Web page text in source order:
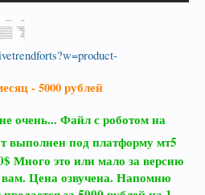
- 5000 рублей
очень... Файл с роботом на
выполнен под платформу мт5
Много это или мало за версию
Цена озвучена. Напомню